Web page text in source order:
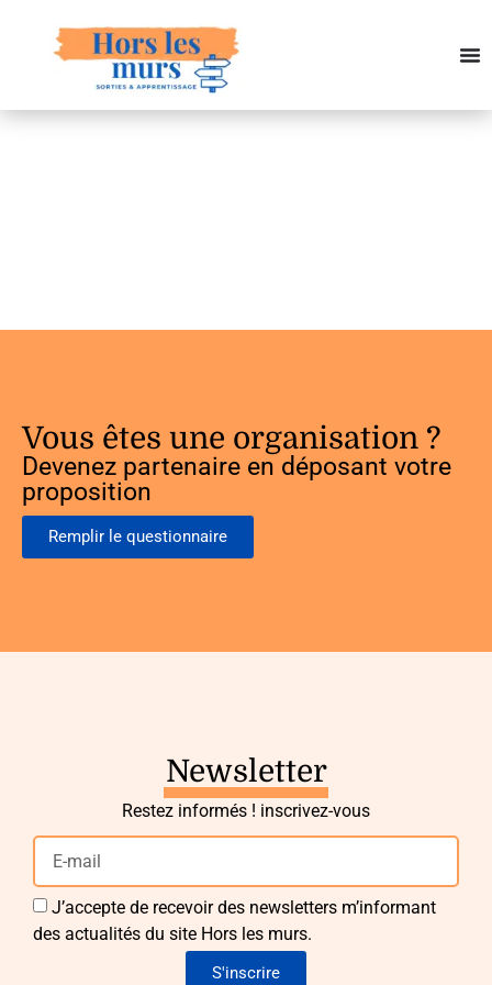
Vous êtes une organisation ?
Devenez partenaire en déposant votre
proposition
Remplir le questionnaire
Newsletter
Restez informés ! inscrivez-vous
J’accepte de recevoir des newsletters m’informant
des actualités du site Hors les murs.
S'inscrire